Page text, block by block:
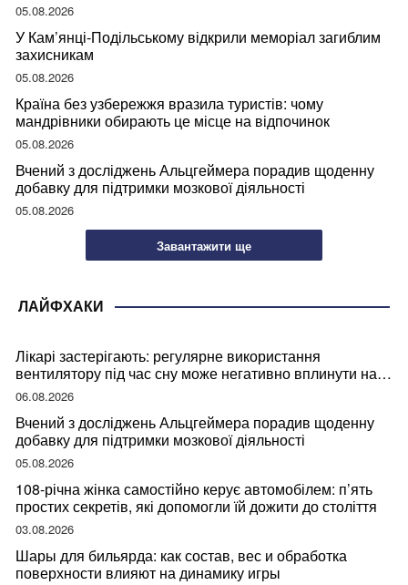
05.08.2026
У Кам’янці-Подільському відкрили меморіал загиблим
захисникам
05.08.2026
Країна без узбережжя вразила туристів: чому
мандрівники обирають це місце на відпочинок
05.08.2026
Вчений з досліджень Альцгеймера порадив щоденну
добавку для підтримки мозкової діяльності
05.08.2026
Завантажити ще
ЛАЙФХАКИ
Лікарі застерігають: регулярне використання
вентилятору під час сну може негативно вплинути на
ваше здоров’я
06.08.2026
Вчений з досліджень Альцгеймера порадив щоденну
добавку для підтримки мозкової діяльності
05.08.2026
108-річна жінка самостійно керує автомобілем: п’ять
простих секретів, які допомогли їй дожити до століття
03.08.2026
Шары для бильярда: как состав, вес и обработка
поверхности влияют на динамику игры